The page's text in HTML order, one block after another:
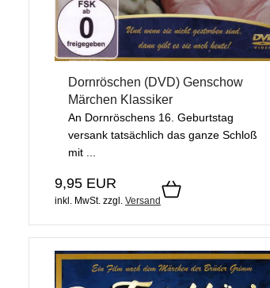
Dornröschen (DVD) Genschow
Märchen Klassiker
An Dornröschens 16. Geburtstag
versank tatsächlich das ganze Schloß
mit ...
9,95 EUR
inkl. MwSt. zzgl. Versand